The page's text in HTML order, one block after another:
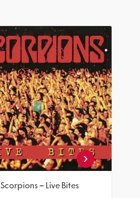
Scorpions – Live Bites
‹